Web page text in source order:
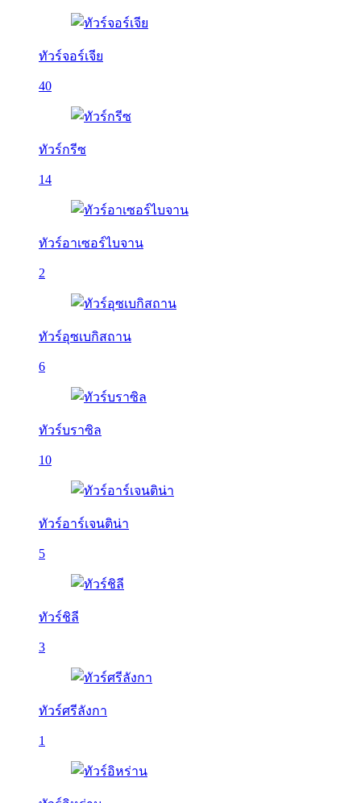
ทัวร์จอร์เจีย
40
ทัวร์กรีซ
14
ทัวร์อาเซอร์ไบจาน
2
ทัวร์อุซเบกิสถาน
6
ทัวร์บราซิล
10
ทัวร์อาร์เจนติน่า
5
ทัวร์ชิลี
3
ทัวร์ศรีลังกา
1